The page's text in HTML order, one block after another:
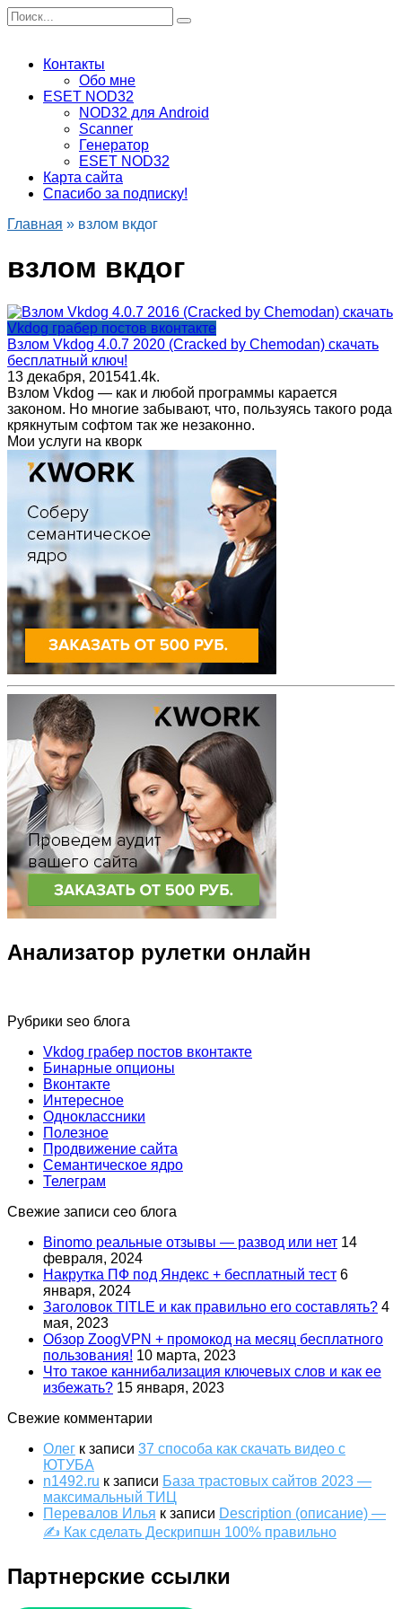
Перейти
к
Search
for:
Контакты
Обо мне
ESET NOD32
NOD32 для Android
Scanner
Генератор
ESET NOD32
Карта сайта
Спасибо за подписку!
Главная » взлом вкдог
взлом вкдог
Vkdog грабер постов вконтакте
Взлом Vkdog 4.0.7 2020 (Cracked by Chemodan) скачать
бесплатный ключ!
13 декабря, 201541.4k.
Взлом Vkdog — как и любой программы карается
законом. Но многие забывают, что, пользуясь такого рода
крякнутым софтом так же незаконно.
Мои услуги на кворк
Анализатор рулетки онлайн
Рубрики seo блога
Vkdog грабер постов вконтакте
Бинарные опционы
Вконтакте
Интересное
Одноклассники
Полезное
Продвижение сайта
Семантическое ядро
Телеграм
Свежие записи сео блога
Binomo реальные отзывы — развод или нет 14
февраля, 2024
Накрутка ПФ под Яндекс + бесплатный тест 6
января, 2024
Заголовок TITLE и как правильно его составлять? 4
мая, 2023
Обзор ZoogVPN + промокод на месяц бесплатного
пользования! 10 марта, 2023
Что такое каннибализация ключевых слов и как ее
избежать? 15 января, 2023
Свежие комментарии
Олег к записи 37 способа как скачать видео с
ЮТУБА
n1492.ru к записи База трастовых сайтов 2023 —
максимальный ТИЦ
Перевалов Илья к записи Description (описание) —
✍ Как сделать Дескрипшн 100% правильно
Партнерские ссылки